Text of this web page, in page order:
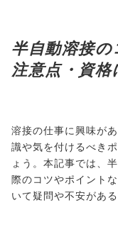
半自動溶接
注意点・資
溶接の仕事に興味が
識や気を付けるべき
ょう。本記事では、
際のコツやポイント
いて疑問や不安があ